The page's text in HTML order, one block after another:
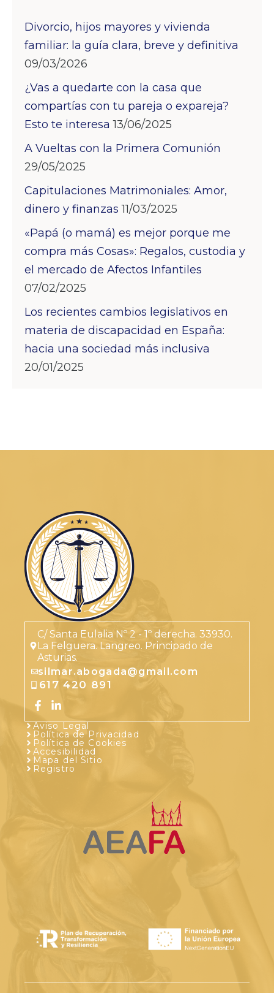
Divorcio, hijos mayores y vivienda
familiar: la guía clara, breve y definitiva
09/03/2026
¿Vas a quedarte con la casa que
compartías con tu pareja o expareja?
Esto te interesa 13/06/2025
A Vueltas con la Primera Comunión
29/05/2025
Capitulaciones Matrimoniales: Amor,
dinero y finanzas 11/03/2025
«Papá (o mamá) es mejor porque me
compra más Cosas»: Regalos, custodia y
el mercado de Afectos Infantiles
07/02/2025
Los recientes cambios legislativos en
materia de discapacidad en España:
hacia una sociedad más inclusiva
20/01/2025
C/ Santa Eulalia Nº 2 - 1º derecha. 33930.
La Felguera. Langreo. Principado de
Asturias.
silmar.abogada@gmail.com
617 420 891
Aviso Legal
Política de Privacidad
Política de Cookies
Accesibilidad
Mapa del Sitio
Registro